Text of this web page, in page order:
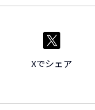
Xでシェア